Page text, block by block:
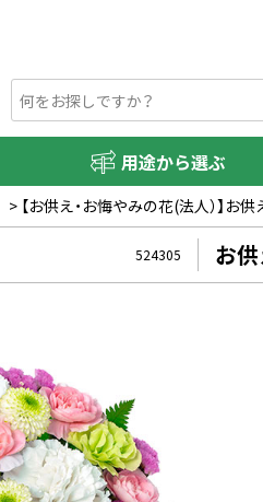
用途から選ぶ
> 【お供え・お悔やみの花(法人）】お
524305 お